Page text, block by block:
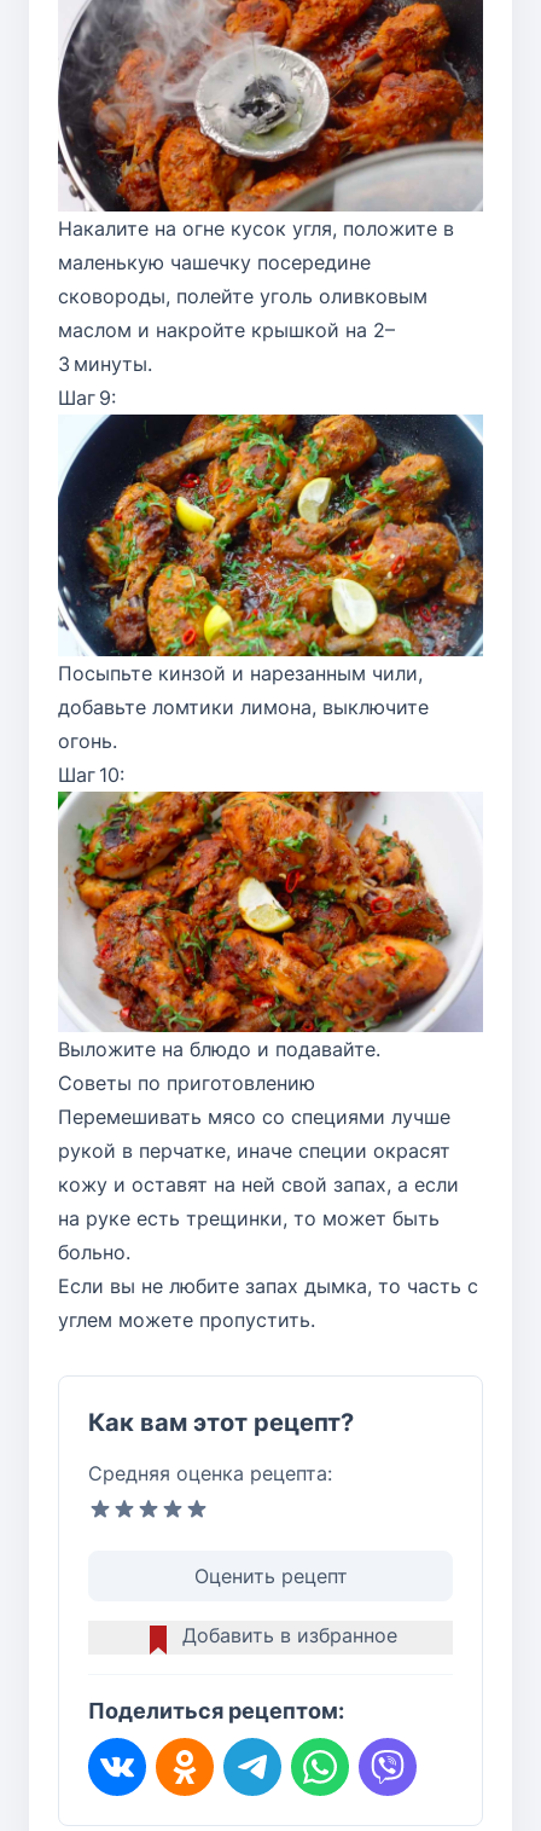
Накалите на огне кусок угля, положите в
маленькую чашечку посередине
сковороды, полейте уголь оливковым
маслом и накройте крышкой на 2–
3 минуты.
Шаг 9:
Посыпьте кинзой и нарезанным чили,
добавьте ломтики лимона, выключите
огонь.
Шаг 10:
Выложите на блюдо и подавайте.
Советы по приготовлению
Перемешивать мясо со специями лучше
рукой в перчатке, иначе специи окрасят
кожу и оставят на ней свой запах, а если
на руке есть трещинки, то может быть
больно.
Если вы не любите запах дымка, то часть с
углем можете пропустить.
Как вам этот рецепт?
Средняя оценка рецепта:
Оценить рецепт
Добавить в избранное
Поделиться рецептом: